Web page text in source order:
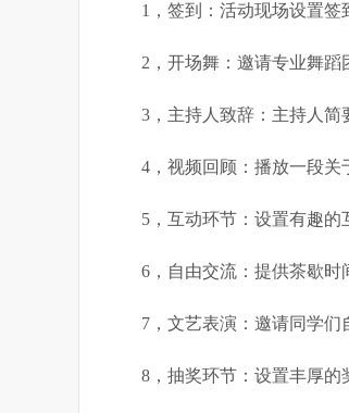
1，签到：活动现场设置签
2，开场舞：邀请专业舞蹈
3，主持人致辞：主持人简
4，视频回顾：播放一段关
5，互动环节：设置有趣的
6，自由交流：提供茶歇时
7，文艺表演：邀请同学们
8，抽奖环节：设置丰厚的